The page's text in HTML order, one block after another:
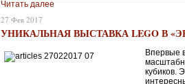
Читать далее
27 Фев 2017
УНИКАЛЬНАЯ ВЫСТАВКА LEGO В
Впервые
кубиков.